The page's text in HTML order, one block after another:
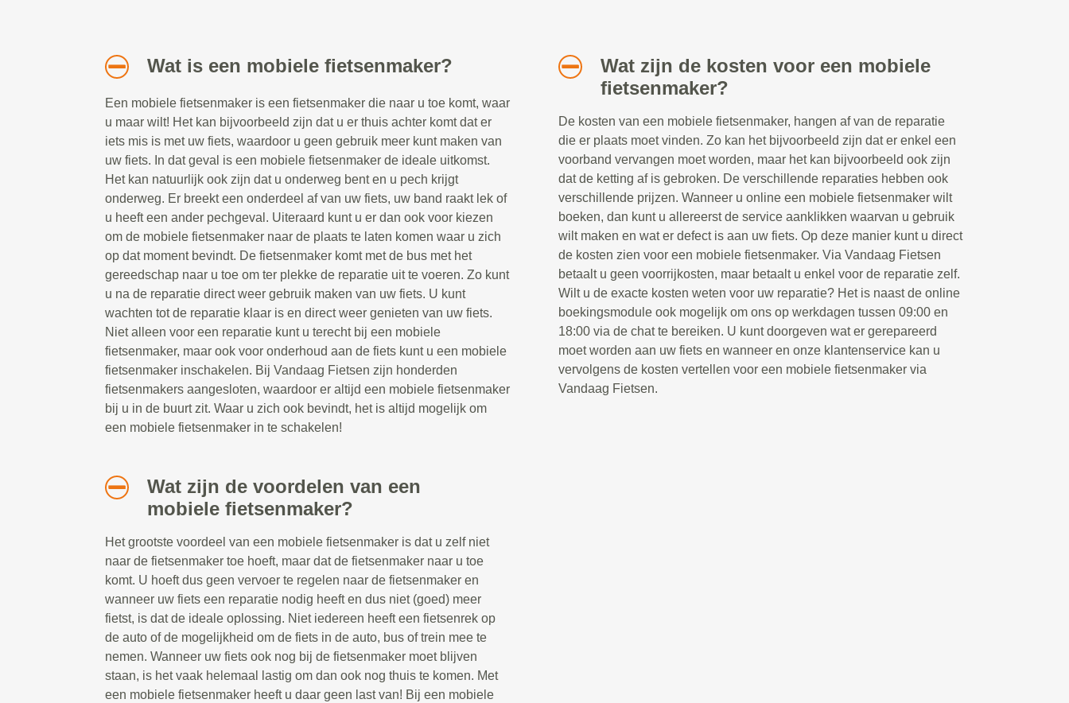
Wat is een mobiele fietsenmaker?
Een mobiele fietsenmaker is een fietsenmaker die naar u toe komt, waar
u maar wilt! Het kan bijvoorbeeld zijn dat u er thuis achter komt dat er
iets mis is met uw fiets, waardoor u geen gebruik meer kunt maken van
uw fiets. In dat geval is een mobiele fietsenmaker de ideale uitkomst.
Het kan natuurlijk ook zijn dat u onderweg bent en u pech krijgt
onderweg. Er breekt een onderdeel af van uw fiets, uw band raakt lek of
u heeft een ander pechgeval. Uiteraard kunt u er dan ook voor kiezen
om de mobiele fietsenmaker naar de plaats te laten komen waar u zich
op dat moment bevindt. De fietsenmaker komt met de bus met het
gereedschap naar u toe om ter plekke de reparatie uit te voeren. Zo kunt
u na de reparatie direct weer gebruik maken van uw fiets. U kunt
wachten tot de reparatie klaar is en direct weer genieten van uw fiets.
Niet alleen voor een reparatie kunt u terecht bij een mobiele
fietsenmaker, maar ook voor onderhoud aan de fiets kunt u een mobiele
fietsenmaker inschakelen. Bij Vandaag Fietsen zijn honderden
fietsenmakers aangesloten, waardoor er altijd een mobiele fietsenmaker
bij u in de buurt zit. Waar u zich ook bevindt, het is altijd mogelijk om
een mobiele fietsenmaker in te schakelen!
Wat zijn de voordelen van een
mobiele fietsenmaker?
Het grootste voordeel van een mobiele fietsenmaker is dat u zelf niet
naar de fietsenmaker toe hoeft, maar dat de fietsenmaker naar u toe
komt. U hoeft dus geen vervoer te regelen naar de fietsenmaker en
wanneer uw fiets een reparatie nodig heeft en dus niet (goed) meer
fietst, is dat de ideale oplossing. Niet iedereen heeft een fietsenrek op
de auto of de mogelijkheid om de fiets in de auto, bus of trein mee te
nemen. Wanneer uw fiets ook nog bij de fietsenmaker moet blijven
staan, is het vaak helemaal lastig om dan ook nog thuis te komen. Met
een mobiele fietsenmaker heeft u daar geen last van! Bij een mobiele
Wat zijn de kosten voor een mobiele
fietsenmaker?
De kosten van een mobiele fietsenmaker, hangen af van de reparatie
die er plaats moet vinden. Zo kan het bijvoorbeeld zijn dat er enkel een
voorband vervangen moet worden, maar het kan bijvoorbeeld ook zijn
dat de ketting af is gebroken. De verschillende reparaties hebben ook
verschillende prijzen. Wanneer u online een mobiele fietsenmaker wilt
boeken, dan kunt u allereerst de service aanklikken waarvan u gebruik
wilt maken en wat er defect is aan uw fiets. Op deze manier kunt u direct
de kosten zien voor een mobiele fietsenmaker. Via Vandaag Fietsen
betaalt u geen voorrijkosten, maar betaalt u enkel voor de reparatie zelf.
Wilt u de exacte kosten weten voor uw reparatie? Het is naast de online
boekingsmodule ook mogelijk om ons op werkdagen tussen 09:00 en
18:00 via de chat te bereiken. U kunt doorgeven wat er gerepareerd
moet worden aan uw fiets en wanneer en onze klantenservice kan u
vervolgens de kosten vertellen voor een mobiele fietsenmaker via
Vandaag Fietsen.